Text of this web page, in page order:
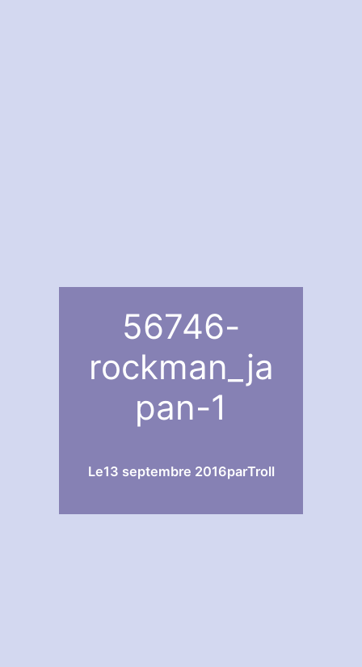
56746-
rockman_ja
pan-1
Le13 septembre 2016parTroll